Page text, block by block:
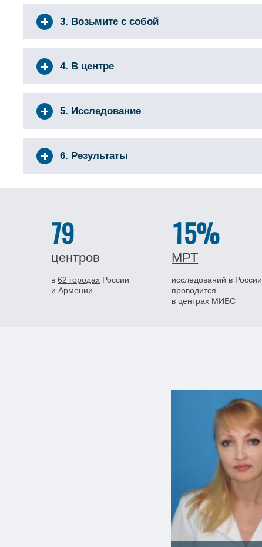
3. Возьмите с собой
4. В центре
5. Исследование
6. Результаты
79
центров
в 62 городах России
и Армении
15%
МРТ
исследований в России
проводится
в центрах МИБС